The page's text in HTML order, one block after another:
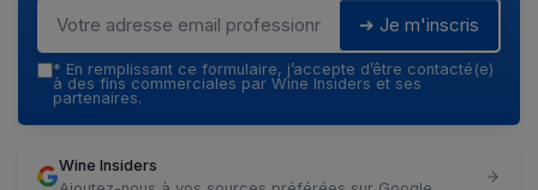
➔ Je m'inscris
* En remplissant ce formulaire, j’accepte d’être contacté(e)
à des fins commerciales par Wine Insiders et ses
partenaires.
Wine Insiders